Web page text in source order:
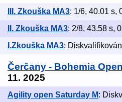
III. Zkouška MA3: 1/6, 40.01 s,
II. Zkouška MA3: 2/8, 43.58 s,
I.Zkouška MA3: Diskvalifikován
Čerčany - Bohemia Open
11. 2025
Agility open Saturday M: